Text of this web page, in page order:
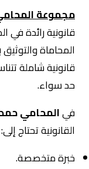
مجموعة
قانونية رائدة في
المحاماة
قانونية شاملة
حد سواء.
فيالمحامي
القانونية تحتاج إلى:
خبرة متخصصة.